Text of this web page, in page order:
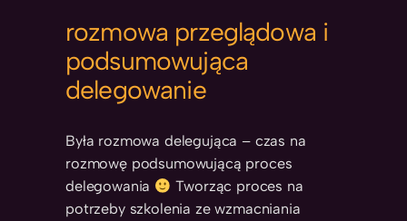
rozmowa przeglądowa i
podsumowująca
delegowanie
Była rozmowa delegująca – czas na
rozmowę podsumowującą proces
delegowania
Tworząc proces na
potrzeby szkolenia ze wzmacniania